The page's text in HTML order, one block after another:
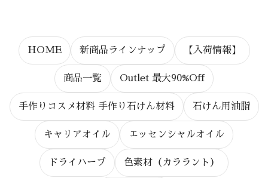
HOME 新商品ラインナップ 【入荷情報】
商品一覧 Outlet 最大90%Off
手作りコスメ材料 手作り石けん材料 石けん用油脂
キャリアオイル エッセンシャルオイル
ドライハーブ 色素材（カララント）